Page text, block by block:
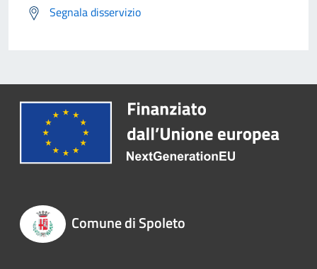
Segnala disservizio
Comune di Spoleto